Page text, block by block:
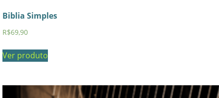
Biblia Simples
R$69,90
Ver produto